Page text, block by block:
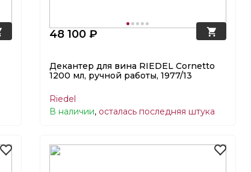
48 100 ₽
Декантер для вина RIEDEL Cornetto
1200 мл, ручной работы, 1977/13
Riedel
В наличии, осталась последняя штука